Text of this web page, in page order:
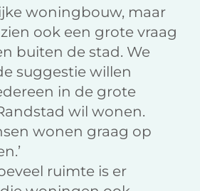
woningbouw, maar
ook een grote vraag
buiten de stad. We
suggestie willen
in de grote
wil wonen.
wonen graag op
ruimte is er